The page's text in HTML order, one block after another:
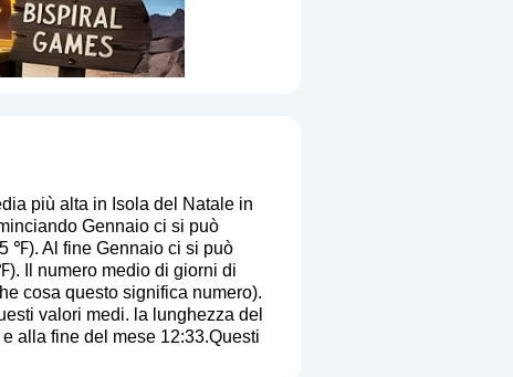
più alta in Isola del Natale in
Gennaio ci si può
℉). Al fine Gennaio ci si può
Il numero medio di giorni di
cosa questo significa numero).
valori medi. la lunghezza del
alla fine del mese 12:33.Questi